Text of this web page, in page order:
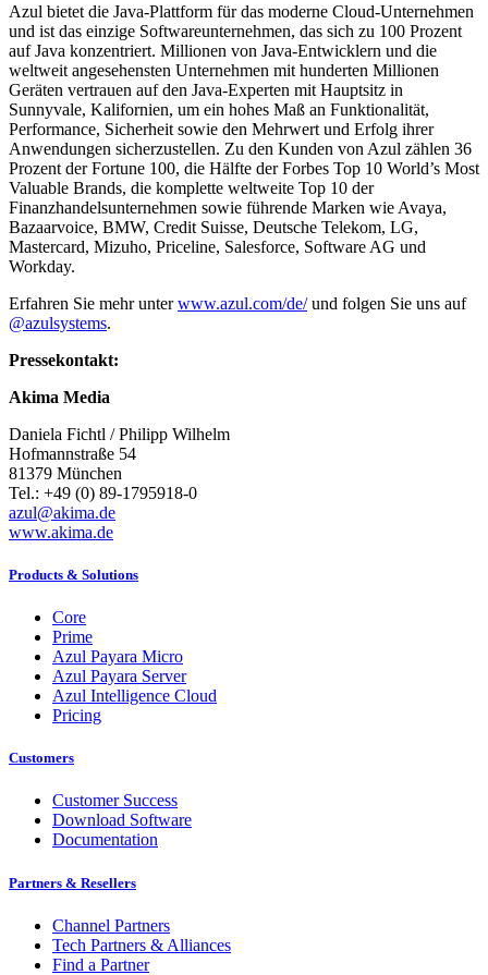
Azul bietet die Java-Plattform für das moderne Cloud-Unternehmen
und ist das einzige Softwareunternehmen, das sich zu 100 Prozent
auf Java konzentriert. Millionen von Java-Entwicklern und die
weltweit angesehensten Unternehmen mit hunderten Millionen
Geräten vertrauen auf den Java-Experten mit Hauptsitz in
Sunnyvale, Kalifornien, um ein hohes Maß an Funktionalität,
Performance, Sicherheit sowie den Mehrwert und Erfolg ihrer
Anwendungen sicherzustellen. Zu den Kunden von Azul zählen 36
Prozent der Fortune 100, die Hälfte der Forbes Top 10 World’s Most
Valuable Brands, die komplette weltweite Top 10 der
Finanzhandelsunternehmen sowie führende Marken wie Avaya,
Bazaarvoice, BMW, Credit Suisse, Deutsche Telekom, LG,
Mastercard, Mizuho, Priceline, Salesforce, Software AG und
Workday.
Erfahren Sie mehr unterwww.azul.com/de/und folgen Sie uns auf
@azulsystems.
Pressekontakt:
Akima Media
Daniela Fichtl / Philipp Wilhelm
Hofmannstraße 54
81379 München
Tel.: +49 (0) 89-1795918-0
azul@akima.de
www.akima.de
Products & Solutions
Core
Prime
Azul Payara Micro
Azul Payara Server
Azul Intelligence Cloud
Pricing
Customers
Customer Success
Download Software
Documentation
Partners & Resellers
Channel Partners
Tech Partners & Alliances
Find a Partner